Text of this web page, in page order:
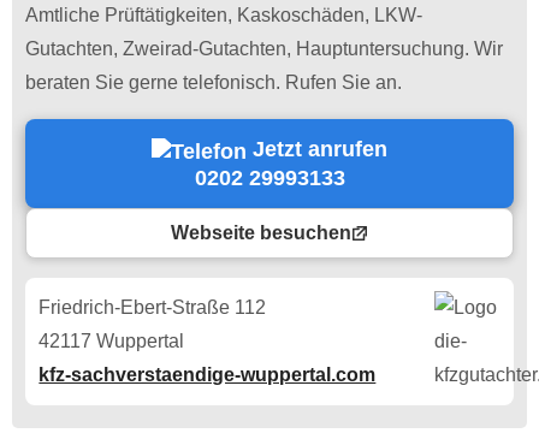
Amtliche Prüftätigkeiten, Kaskoschäden, LKW-
Gutachten, Zweirad-Gutachten, Hauptuntersuchung. Wir
beraten Sie gerne telefonisch. Rufen Sie an.
Jetzt anrufen
0202 29993133
Webseite besuchen
Friedrich-Ebert-Straße 112
42117 Wuppertal
kfz-sachverstaendige-wuppertal.com